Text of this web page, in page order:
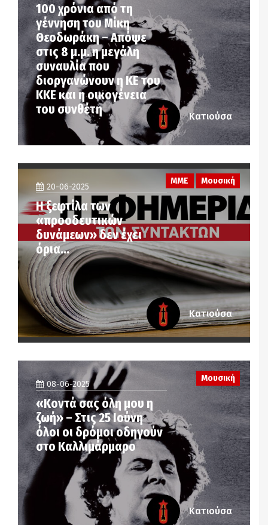
100 χρόνια από τη
γέννηση του Μίκη
Θεοδωράκη – Απόψε
στις 8 μ.μ. η μεγάλη
συναυλία που
διοργανώνουν η ΚΕ του
ΚΚΕ και η οικογένεια
του συνθέτη
Κατιούσα
20-06-2025
Η ξεφτίλα των
«προοδευτικών
δυνάμεων» δεν έχει
όρια…
ΜΜΕ Μουσική
Κατιούσα
08-06-2025
«Κοντά σας όλη μου η
ζωή» – Στις 25 Ιούνη
όλοι οι δρόμοι οδηγούν
στο Καλλιμάρμαρο
Μουσική
Κατιούσα